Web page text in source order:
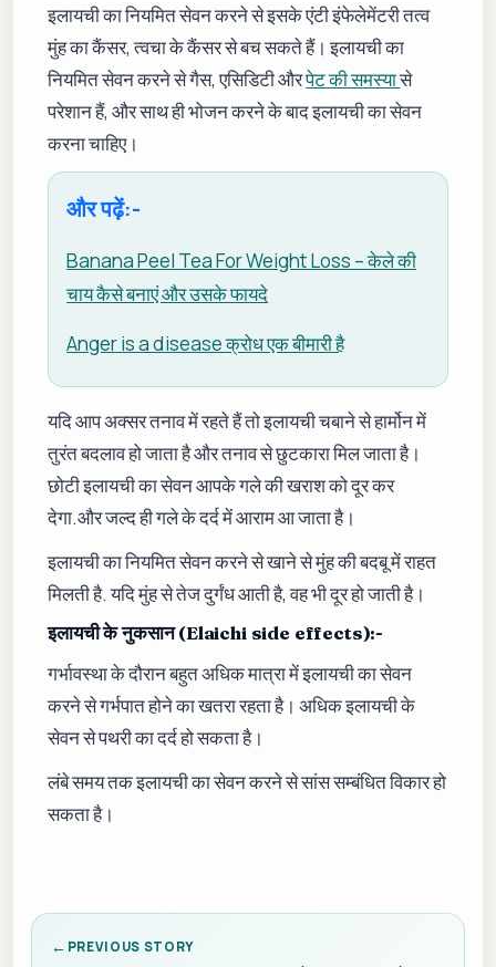
इलायची का नियमित सेवन करने से इसके एंटी इंफेलेमेंटरी तत्व
मुंह का कैंसर, त्वचा के कैंसर से बच सकते हैं। इलायची का
नियमित सेवन करने से गैस, एसिडिटी औरपेट की समस्यासे
परेशान हैं, और साथ ही भोजन करने के बाद इलायची का सेवन
करना चाहिए।
और पढ़ें:-
Banana Peel Tea For Weight Loss – केले की
चाय कैसे बनाएं और उसके फायदे
Anger is a disease क्रोध एक बीमारी है
यदि आप अक्सर तनाव में रहते हैं तो इलायची चबाने से हार्मोन में
तुरंत बदलाव हो जाता है और तनाव से छुटकारा मिल जाता है।
छोटी इलायची का सेवन आपके गले की खराश को दूर कर
देगा.और जल्द ही गले के दर्द में आराम आ जाता है।
इलायची का नियमित सेवन करने से खाने से मुंह की बदबू में राहत
मिलती है. यदि मुंह से तेज दुर्गंध आती है, वह भी दूर हो जाती है।
इलायची के नुकसान (Elaichi side effects):-
गर्भावस्था के दौरान बहुत अधिक मात्रा में इलायची का सेवन
करने से गर्भपात होने का खतरा रहता है। अधिक इलायची के
सेवन से पथरी का दर्द हो सकता है।
लंबे समय तक इलायची का सेवन करने से सांस सम्बंधित विकार हो
सकता है।
PREVIOUS STORY